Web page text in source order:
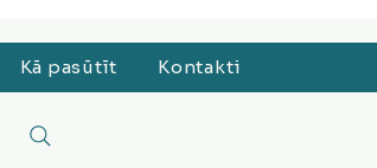
Kā pasūtīt Kontakti